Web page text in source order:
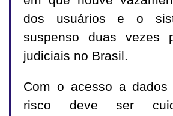
dos usuários e o
suspenso duas vezes
judiciais no Brasil.
Com o acesso a dados
risco deve ser